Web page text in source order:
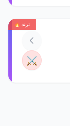
ترند 🔥
⚔️